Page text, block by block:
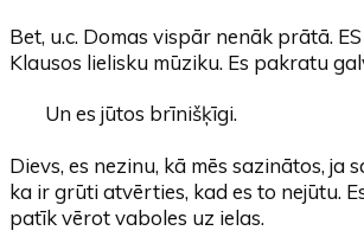
Bet, u.c. Domas vispār nenāk prātā.
Klausos lielisku mūziku. Es pakratu
Un es jūtos brīnišķīgi.
Dievs, es nezinu, kā mēs sazinātos, ja
ka ir grūti atvērties, kad es to nejūtu.
patīk vērot vaboles uz ielas.